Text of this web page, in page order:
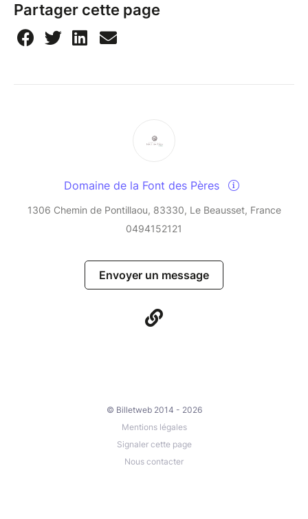
Partager cette page
Domaine de la Font des Pères
1306 Chemin de Pontillaou, 83330, Le Beausset, France
0494152121
Envoyer un message
© Billetweb 2014 - 2026
Mentions légales
Signaler cette page
Nous contacter